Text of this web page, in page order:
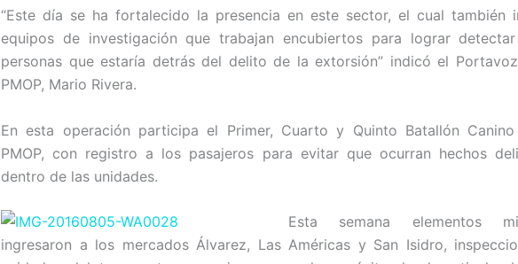
“Este día se ha fortalecido la presencia en este sector, el cual también
equipos de investigación que trabajan encubiertos para lograr
personas que estaría detrás del delito de la extorsión” indicó el
PMOP, Mario Rivera.
En esta operación participa el Primer, Cuarto y Quinto Batallón
PMOP, con registro a los pasajeros para evitar que ocurran hechos
dentro de las unidades.
Esta semana elementos
ingresaron a los mercados Álvarez, Las Américas y San Isidro,